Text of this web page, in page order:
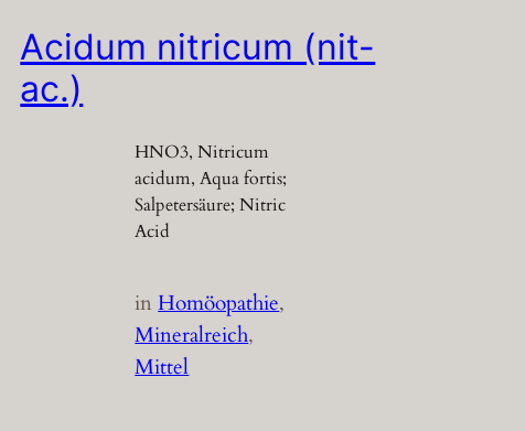
Acidum nitricum (nit-
ac.)
HNO3, Nitricum
acidum, Aqua fortis;
Salpetersäure; Nitric
Acid
inHomöopathie
Mineralreich
Mittel